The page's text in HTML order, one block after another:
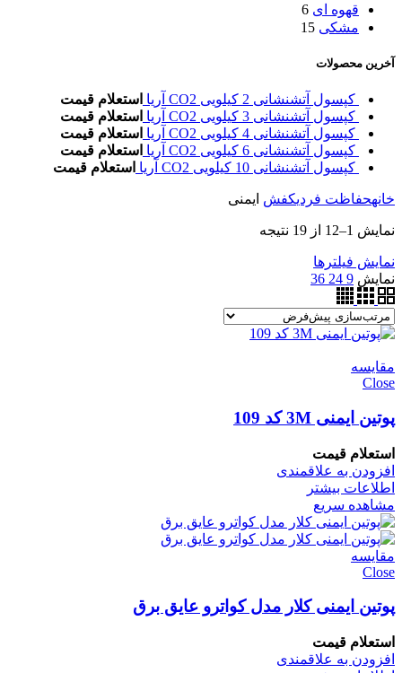
قهوه ای 6
مشکی 15
آخرین محصولات
کپسول آتشنشانی 2 کیلویی CO2 آریا
استعلام قیمت
کپسول آتشنشانی 3 کیلویی CO2 آریا
استعلام قیمت
کپسول آتشنشانی 4 کیلویی CO2 آریا
استعلام قیمت
کپسول آتشنشانی 6 کیلویی CO2 آریا
استعلام قیمت
کپسول آتشنشانی 10 کیلویی CO2 آریا
استعلام قیمت
خانهحفاظت فردیکفش ایمنی
نمایش 1–12 از 19 نتیجه
نمایش فیلترها
نمایش 9
24
36
مقایسه
Close
پوتین ایمنی 3M کد 109
استعلام قیمت
افزودن به علاقمندی
اطلاعات بیشتر
مشاهده سریع
مقایسه
Close
پوتین ایمنی کلار مدل کواترو عایق برق
استعلام قیمت
افزودن به علاقمندی